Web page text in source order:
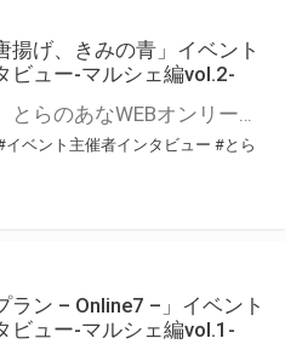
揚げ、きみの青」イベント
ビュー-マルシェ編vol.2-
こんにちは、とらのあなWEBオンリー運営スタッフです。 新たにお届けする、イベント主催者インタビュー-マルシェ編-は、 とらのあなWEBオンリー「マルシェ」をご利用の主催様に 「マルシェ」を使ってイベントを開催した感想や心がけをお聞きする企画です。 今回は、WEBオンリー初開催「駄菓子と唐揚げ、きみの青」より、 主催のぎこ六屋様にお話を伺いました。 協力：ぎこ六屋様／イベント公式Twitter（@krkgwks） とらのあなWEBオンリー「マルシェ」とは？ WEBオンリーでリアルタイムでコミュニケーションがとれるオンライン会場です。
イベント主催者インタビュー #とら
ラン – Online7 –」イベント
ビュー-マルシェ編vol.1-